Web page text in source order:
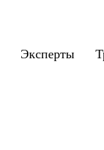
Эксперты